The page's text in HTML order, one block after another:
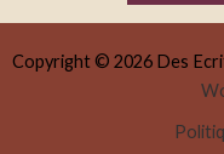
Copyright © 2026 Des